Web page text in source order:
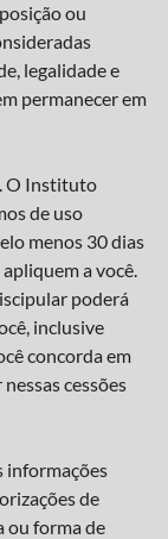
ou
legalidade e
permanecer em
O Instituto
de uso
menos 30 dias
a você.
poderá
inclusive
concorda em
cessões
informações
de
ou forma de